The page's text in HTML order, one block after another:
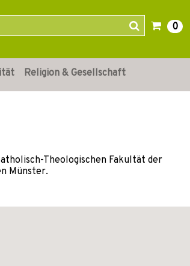
0
Religion & Gesellschaft
Theologischen Fakultät der
Münster.